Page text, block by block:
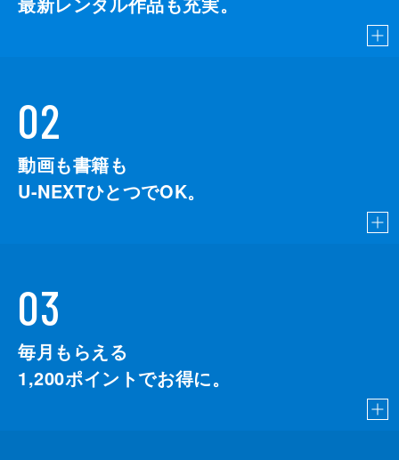
02
動画も書籍も
U-NEXTひとつでOK。
03
毎月もらえる
1,200ポイントでお得に。